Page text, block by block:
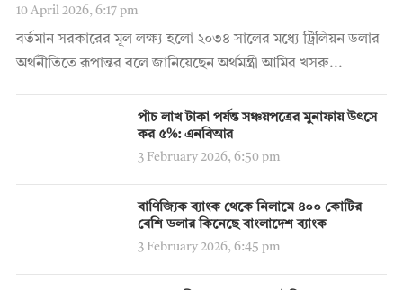
10 April 2026, 6:17 pm
বর্তমান সরকারের মূল লক্ষ্য হলো ২০৩৪ সালের মধ্যে ট্রিলিয়ন ডলার
অর্থনীতিতে রূপান্তর বলে জানিয়েছেন অর্থমন্ত্রী আমির খসরু...
পাঁচ লাখ টাকা পর্যন্ত সঞ্চয়পত্রের মুনাফায় উৎসে
কর ৫%: এনবিআর
3 February 2026, 6:50 pm
বাণিজ্যিক ব্যাংক থেকে নিলামে ৪০০ কোটির
বেশি ডলার কিনেছে বাংলাদেশ ব্যাংক
3 February 2026, 6:45 pm